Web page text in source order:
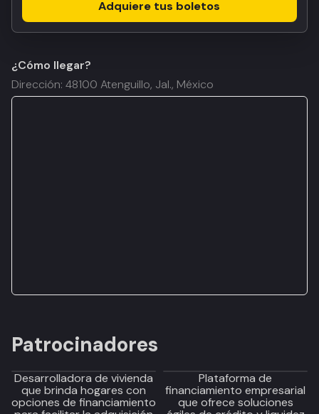
Adquiere tus boletos
¿Cómo llegar?
Dirección: 48100 Atenguillo, Jal., México
Patrocinadores
Desarrolladora de vivienda
que brinda hogares con
opciones de financiamiento
Plataforma de
financiamiento empresarial
que ofrece soluciones